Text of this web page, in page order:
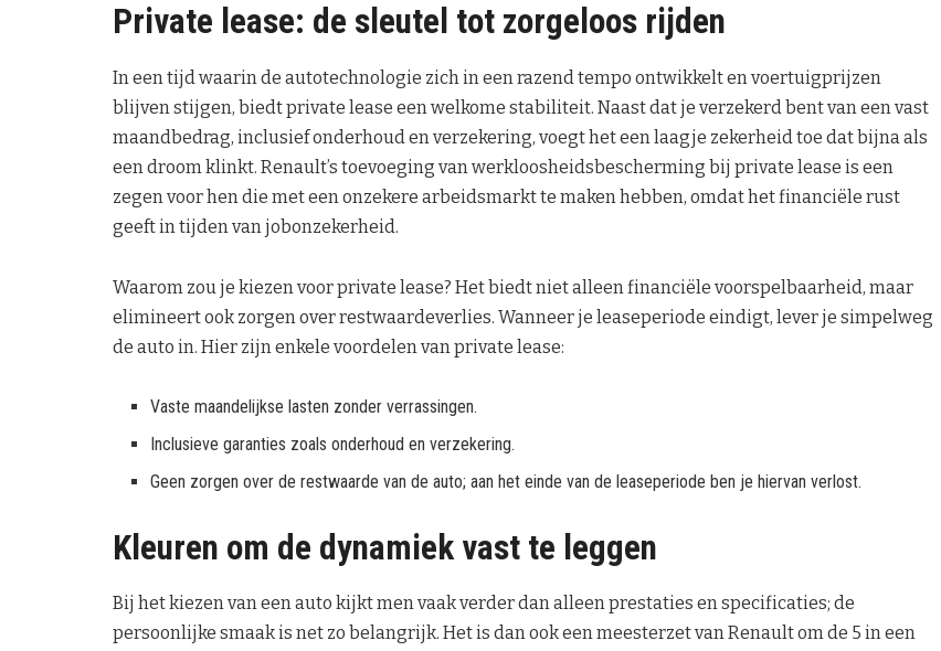
Private lease: de sleutel tot zorgeloos rijden
In een tijd waarin de autotechnologie zich in een razend tempo ontwikkelt en voertuigprijzen
blijven stijgen, biedt private lease een welkome stabiliteit. Naast dat je verzekerd bent van een vast
maandbedrag, inclusief onderhoud en verzekering, voegt het een laagje zekerheid toe dat bijna als
een droom klinkt. Renault’s toevoeging van werkloosheidsbescherming bij private lease is een
zegen voor hen die met een onzekere arbeidsmarkt te maken hebben, omdat het financiële rust
geeft in tijden van jobonzekerheid.
Waarom zou je kiezen voor private lease? Het biedt niet alleen financiële voorspelbaarheid, maar
elimineert ook zorgen over restwaardeverlies. Wanneer je leaseperiode eindigt, lever je simpelweg
de auto in. Hier zijn enkele voordelen van private lease:
Vaste maandelijkse lasten zonder verrassingen.
Inclusieve garanties zoals onderhoud en verzekering.
Geen zorgen over de restwaarde van de auto; aan het einde van de leaseperiode ben je hiervan verlost.
Kleuren om de dynamiek vast te leggen
Bij het kiezen van een auto kijkt men vaak verder dan alleen prestaties en specificaties; de
persoonlijke smaak is net zo belangrijk. Het is dan ook een meesterzet van Renault om de 5 in een